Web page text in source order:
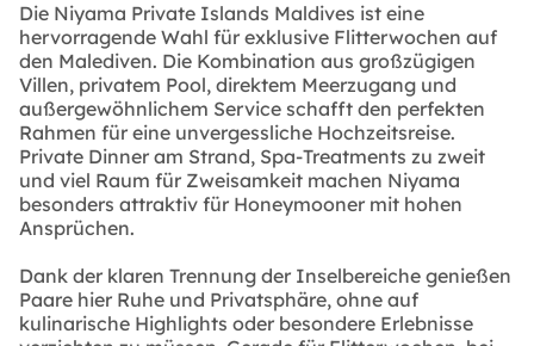
Die Niyama Private Islands Maldives ist eine
hervorragende Wahl für exklusive Flitterwochen auf
den Malediven. Die Kombination aus großzügigen
Villen, privatem Pool, direktem Meerzugang und
außergewöhnlichem Service schafft den perfekten
Rahmen für eine unvergessliche Hochzeitsreise.
Private Dinner am Strand, Spa-Treatments zu zweit
und viel Raum für Zweisamkeit machen Niyama
besonders attraktiv für Honeymooner mit hohen
Ansprüchen.
Dank der klaren Trennung der Inselbereiche genießen
Paare hier Ruhe und Privatsphäre, ohne auf
kulinarische Highlights oder besondere Erlebnisse